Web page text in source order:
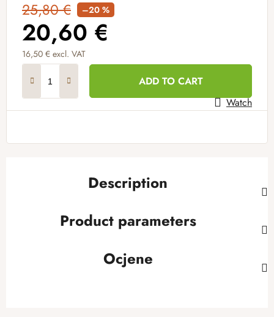
25,80 € –20 %
20,60 €
16,50 € excl. VAT
ADD TO CART
Watch
Description
Product parameters
Ocjene